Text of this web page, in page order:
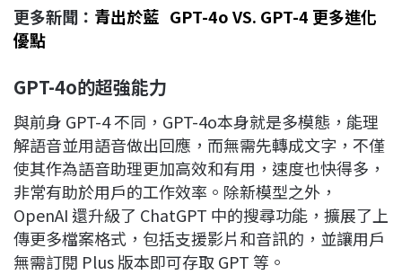
更多新聞： 青出於藍 GPT-4o VS. GPT-4 更多進化
優點
GPT-4o的超強能力
與前身 GPT-4 不同，GPT-4o本身就是多模態，能理
解語音並用語音做出回應，而無需先轉成文字，不僅
使其作為語音助理更加高效和有用，速度也快得多，
非常有助於用戶的工作效率。除新模型之外，
OpenAI 還升級了 ChatGPT 中的搜尋功能，擴展了上
傳更多檔案格式，包括支援影片和音訊的，並讓用戶
無需訂閱 Plus 版本即可存取 GPT 等。